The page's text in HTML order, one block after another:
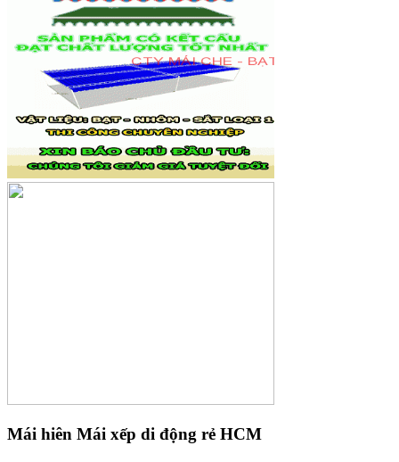
Mái hiên Mái xếp di động rẻ HCM